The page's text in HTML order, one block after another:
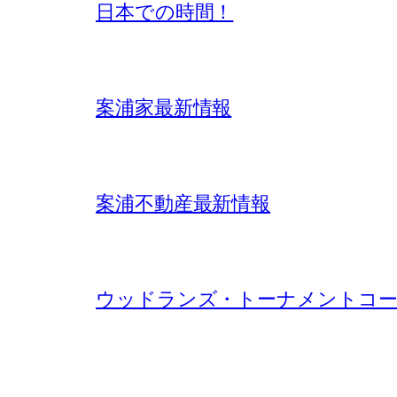
日本での時間！
案浦家最新情報
案浦不動産最新情報
ウッドランズ・トーナメントコ